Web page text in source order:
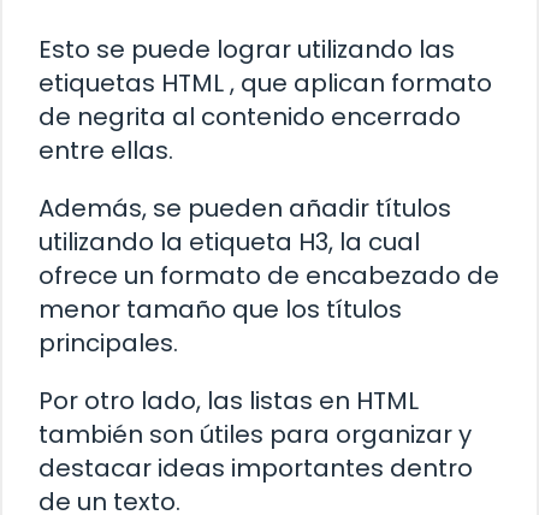
Esto se puede lograr utilizando las
etiquetas HTML, que aplican formato
de negrita al contenido encerrado
entre ellas.
Además, se pueden añadir títulos
utilizando la etiqueta H3, la cual
ofrece un formato de encabezado de
menor tamaño que los títulos
principales.
Por otro lado, las listas en HTML
también son útiles para organizar y
destacar ideas importantes dentro
de un texto.